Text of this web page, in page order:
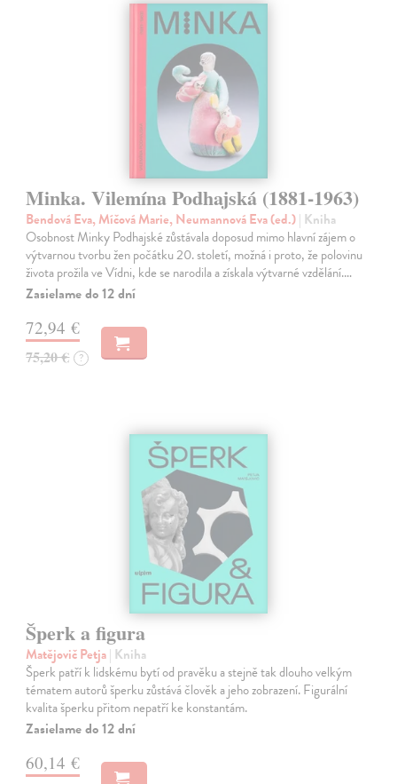
Minka. Vilemína Podhajská (1881-1963)
Bendová Eva, Míčová Marie, Neumannová Eva (ed.)| Kniha
Osobnost Minky Podhajské zůstávala doposud mimo hlavní zájem o
výtvarnou tvorbu žen počátku 20. století, možná i proto, že polovinu
života prožila ve Vídni, kde se narodila a získala výtvarné vzdělání.…
Zasielame do 12 dní
72,94 €
75,20 € ?
Šperk a figura
Matějovič Petja| Kniha
Šperk patří k lidskému bytí od pravěku a stejně tak dlouho velkým
tématem autorů šperku zůstává člověk a jeho zobrazení. Figurální
kvalita šperku přitom nepatří ke konstantám.
Zasielame do 12 dní
60,14 €